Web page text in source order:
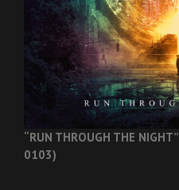
“RUN THROUGH THE NIGHT”
0103)